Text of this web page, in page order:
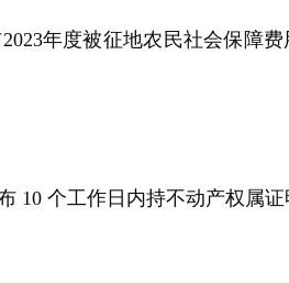
年度被征地农民社会保障费
个工作日内持不动产权属证